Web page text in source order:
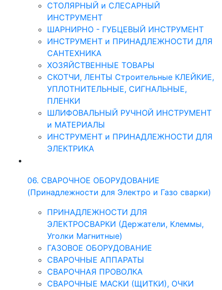
СТОЛЯРНЫЙ и СЛЕСАРНЫЙ
ИНСТРУМЕНТ
ШАРНИРНО - ГУБЦЕВЫЙ ИНСТРУМЕНТ
ИНСТРУМЕНТ и ПРИНАДЛЕЖНОСТИ ДЛЯ
САНТЕХНИКА
ХОЗЯЙСТВЕННЫЕ ТОВАРЫ
СКОТЧИ, ЛЕНТЫ Строительные КЛЕЙКИЕ,
УПЛОТНИТЕЛЬНЫЕ, СИГНАЛЬНЫЕ,
ПЛЕНКИ
ШЛИФОВАЛЬНЫЙ РУЧНОЙ ИНСТРУМЕНТ
и МАТЕРИАЛЫ
ИНСТРУМЕНТ и ПРИНАДЛЕЖНОСТИ ДЛЯ
ЭЛЕКТРИКА
06. СВАРОЧНОЕ ОБОРУДОВАНИЕ
(Принадлежности для Электро и Газо сварки)
ПРИНАДЛЕЖНОСТИ ДЛЯ
ЭЛЕКТРОСВАРКИ (Держатели, Клеммы,
Уголки Магнитные)
ГАЗОВОЕ ОБОРУДОВАНИЕ
СВАРОЧНЫЕ АППАРАТЫ
СВАРОЧНАЯ ПРОВОЛКА
СВАРОЧНЫЕ МАСКИ (ЩИТКИ), ОЧКИ